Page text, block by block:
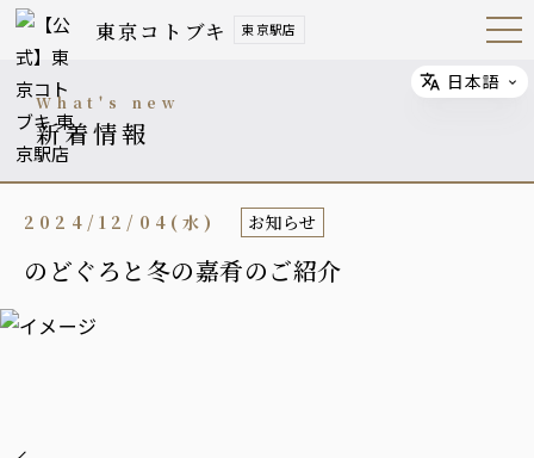
東京コトブキ 東京駅店 Open
Navig
what's new
新着情報
のどぐろと冬の嘉肴のご紹介
2024/12/04(水) お知らせ
Select
日本語